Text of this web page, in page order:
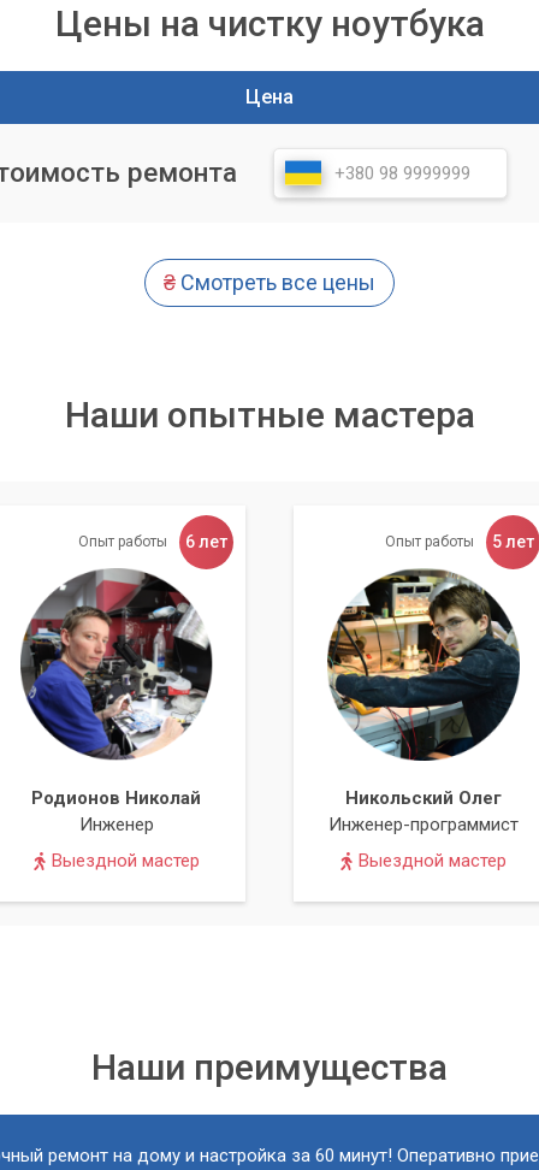
для максимальной эффективности чистки:
диска и оценка уровня его заполнения.
временных файлов, кэша и других ненужных данных.
повышения производительности.
начнет сильно тормозить!
к нам
Мастер», вы получаете не просто услугу, а
преимуществ:
только надежные и проверенные методы чистки.
сохранность всех ваших личных файлов.
мы можем провести дополнительные работы по
время на самостоятельное изучение методов чистки и
Цены на чистку ноутбука
Цена
ремонта
₴ Смотреть все цены
Наши опытные мастера
Опыт работы 6 лет
Родионов Николай
Инженер
Выездной мастер
Опыт работы 5 лет
Никольский Олег
Инженер-программист
Выездной мастер
Наши преимущества
ремонт на дому и настройка за 60 минут! Оперативно